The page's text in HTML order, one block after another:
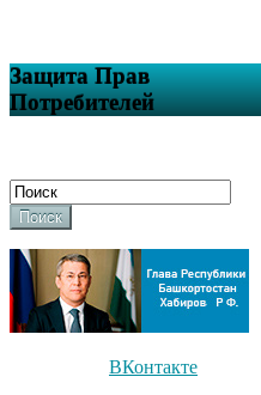
Защита Прав
Потребителей
Поиск
ВКонтакте